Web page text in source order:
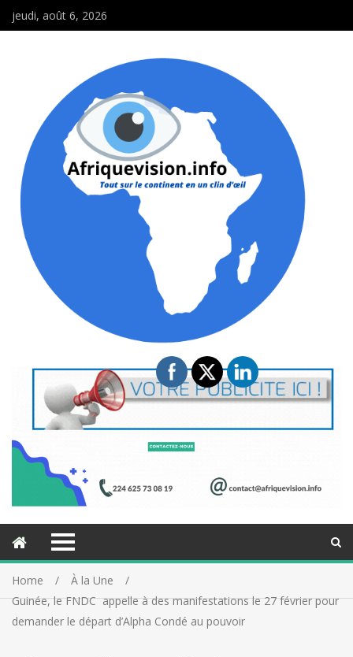
jeudi, août 6, 2026
Home
À la Une
Guinée, le FNDC appelle à des manifestations le 27 février pour
demander le départ d’Alpha Condé au pouvoir